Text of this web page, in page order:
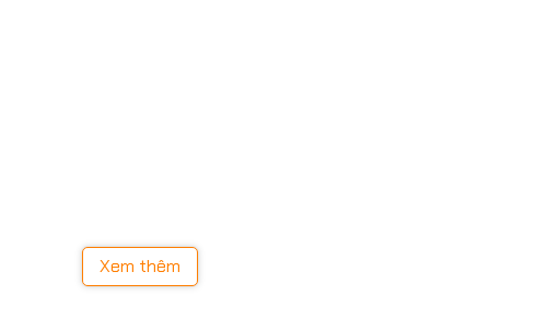
doanh nghiệp và studio chuyên nghiệp.
Xem thêm